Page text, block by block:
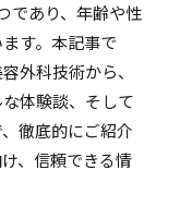
であり、年齢や性
す。本記事で
外科技術から、
体験談、そして
徹底的にご紹介
、信頼できる情